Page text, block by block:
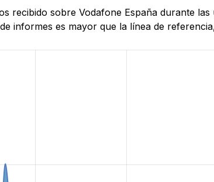
recibido sobre Vodafone España durante
informes es mayor que la línea de